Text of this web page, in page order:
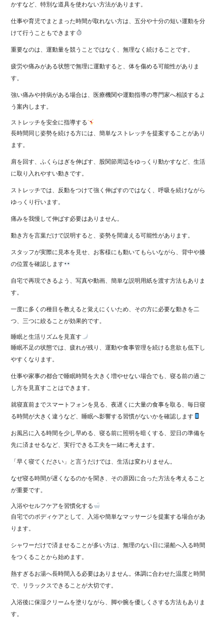
かすなど、特別な道具を使わない方法があります。
仕事や育児でまとまった時間が取れない方は、五分や十分の短い運動を分
けて行うこともできます
重要なのは、運動量を競うことではなく、無理なく続けることです。
疲労や痛みがある状態で無理に運動すると、体を傷める可能性がありま
す。
強い痛みや持病がある場合は、医療機関や運動指導の専門家へ相談するよ
う案内します。
ストレッチを安全に指導する
長時間同じ姿勢を続ける方には、簡単なストレッチを提案することがあり
ます。
肩を回す、ふくらはぎを伸ばす、股関節周辺をゆっくり動かすなど、生活
に取り入れやすい動きです。
ストレッチでは、反動をつけて強く伸ばすのではなく、呼吸を続けながら
ゆっくり行います。
痛みを我慢して伸ばす必要はありません。
動き方を言葉だけで説明すると、姿勢を間違える可能性があります。
スタッフが実際に見本を見せ、お客様にも動いてもらいながら、背中や膝
の位置を確認します
自宅で再現できるよう、写真や動画、簡単な説明用紙を渡す方法もありま
す。
一度に多くの種目を教えると覚えにくいため、その方に必要な動きを二
つ、三つに絞ることが効果的です。
睡眠と生活リズムを見直す
睡眠不足の状態では、疲れが残り、運動や食事管理を続ける意欲も低下し
やすくなります。
仕事や家事の都合で睡眠時間を大きく増やせない場合でも、寝る前の過ご
し方を見直すことはできます。
就寝直前までスマートフォンを見る、夜遅くに大量の食事を取る、毎日寝
る時間が大きく違うなど、睡眠へ影響する習慣がないかを確認します
お風呂に入る時間を少し早める、寝る前に照明を暗くする、翌日の準備を
先に済ませるなど、実行できる工夫を一緒に考えます。
「早く寝てください」と言うだけでは、生活は変わりません。
なぜ寝る時間が遅くなるのかを聞き、その原因に合った方法を考えること
が重要です。
入浴やセルフケアを習慣化する
自宅でのボディケアとして、入浴や簡単なマッサージを提案する場合があ
ります。
シャワーだけで済ませることが多い方は、無理のない日に湯船へ入る時間
をつくることから始めます。
熱すぎるお湯へ長時間入る必要はありません。体調に合わせた温度と時間
で、リラックスできることが大切です。
入浴後に保湿クリームを塗りながら、脚や腕を優しくさする方法もありま
す。